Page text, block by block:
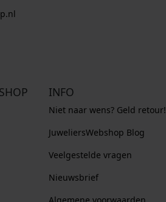
INFO
Niet naar wens? Geld retour!
JuweliersWebshop Blog
Veelgestelde vragen
Nieuwsbrief